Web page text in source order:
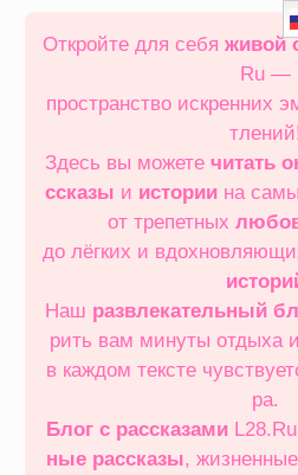
Откройте для себя живой
Ru —
пространство искренних
тлений!
Здесь вы можете читать
ссказы и историина
от трепетных
до лёгких и
Наш развлекательный
рить вам минуты отдыха
в каждом тексте
ра.
Блог с рассказами
ные рассказы,